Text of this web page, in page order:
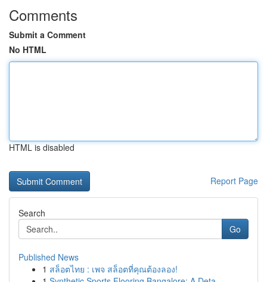
Comments
Submit a Comment
No HTML
HTML is disabled
Report Page
Search
Go
Published News
1 สล็อตไทย : เพจ สล็อตที่คุณต้องลอง!